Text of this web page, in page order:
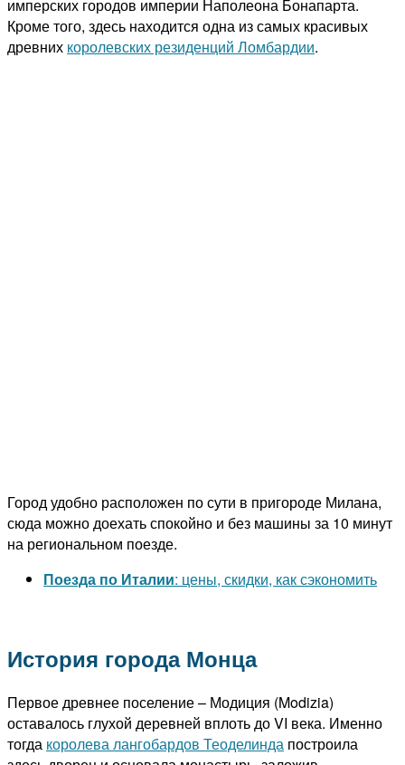
имперских городов империи Наполеона Бонапарта.
Кроме того, здесь находится одна из самых красивых
древних королевских резиденций Ломбардии.
Город удобно расположен по сути в пригороде Милана,
сюда можно доехать спокойно и без машины за 10 минут
на региональном поезде.
Поезда по Италии: цены, скидки, как сэкономить
История города Монца
Первое древнее поселение – Модиция (Modizia)
оставалось глухой деревней вплоть до VI века. Именно
тогда королева лангобардов Теоделинда построила